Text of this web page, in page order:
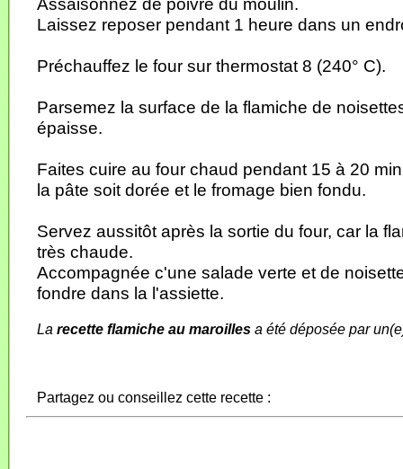
Laissez reposer pendant 1 heure dans un
Préchauffez le four sur thermostat 8 (240° C).
Parsemez la surface de la flamiche de
épaisse.
Faites cuire au four chaud pendant 15 à 20
la pâte soit dorée et le fromage bien fondu.
Servez aussitôt après la sortie du four, car la
très chaude.
Accompagnée c'une salade verte et de
fondre dans la l'assiette.
La recette flamiche au maroilles a été déposée par
Partagez ou conseillez cette recette :